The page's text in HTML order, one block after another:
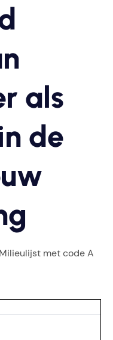
als
de
met code A